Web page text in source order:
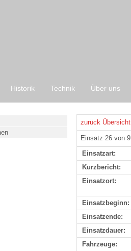
Historik Technik Über uns
zurück Übersicht
Einsatz 26 von
Einsatzart:
Kurzbericht:
Einsatzort:
Einsatzbeginn:
Einsatzende:
Einsatzdauer:
Fahrzeuge: